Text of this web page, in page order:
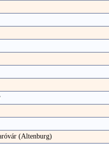
(Altenburg)